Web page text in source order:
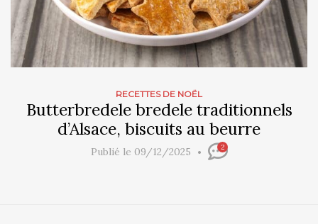
RECETTES DE NOËL
Butterbredele bredele traditionnels
d’Alsace, biscuits au beurre
Publié le 09/12/2025 2